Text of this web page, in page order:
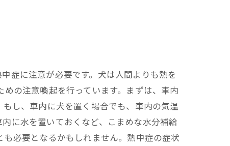
症に注意が必要です。犬は人間よりも熱を
の注意喚起を行っています。まずは、車内
し、車内に犬を置く場合でも、車内の気温
に水を置いておくなど、こまめな水分補給
必要となるかもしれません。熱中症の症状